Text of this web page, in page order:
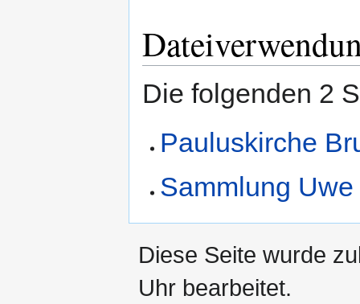
Die folgenden 2
Pauluskirche
Sammlung
Diese Seite wurde
Uhr bearbeitet.